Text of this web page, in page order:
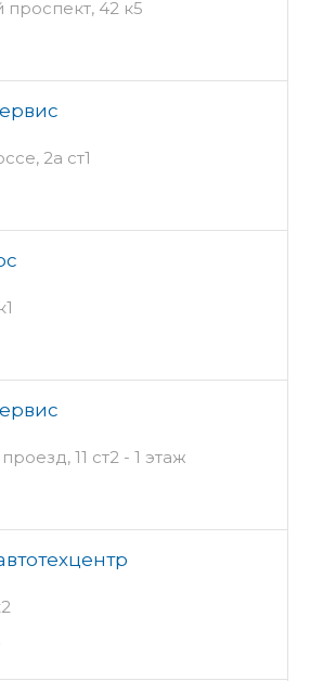
проспект, 42 к5
2а ст1
11 ст2 - 1 этаж